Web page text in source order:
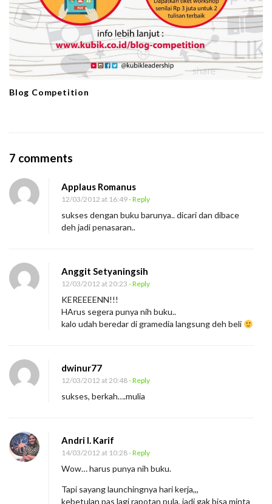
Blog Competition
7 comments
A
u
i
:
M
a
l
a
r
R
e
z
e
k
Applaus Romanus
12/03/2012 at 16:49- Reply
sukses dengan buku barunya.. dicari dan dibace
deh jadi penasaran..
Anggit Setyaningsih
12/03/2012 at 20:23 - Reply
KEREEEENN!!!
HArus segera punya nih buku..
kalo udah beredar di gramedia langsung deh beli
dwinur77
12/03/2012 at 20:48- Reply
sukses, berkah….mulia
Andri I. Karif
14/03/2012 at 10:28- Reply
Wow… harus punya nih buku.
Tapi sayang launchingnya hari kerja,,,
kebetulan pas lagi rapotan pula, jadi gak bisa minta